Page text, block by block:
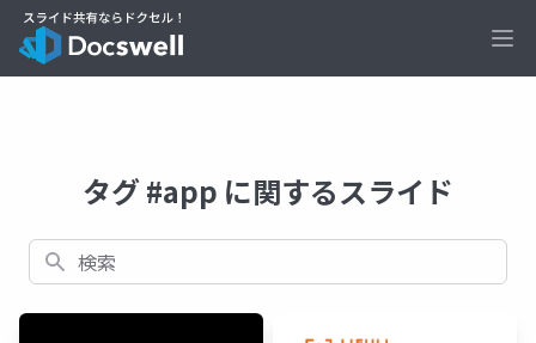
タグ #app に関するスライド
検索